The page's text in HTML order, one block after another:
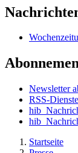
Newsletter
RSS-Dienste
Startseite